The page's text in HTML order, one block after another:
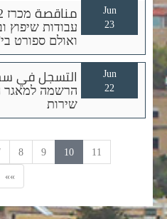
Jun
23 עבודות שיפוץ
ואולם ספורט
Jun
22 التسجل في
הרשמה למאגר
שירות
8 9 10
11
»»